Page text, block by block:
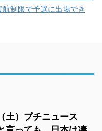
制限で予選に出場でき
）プチニュース